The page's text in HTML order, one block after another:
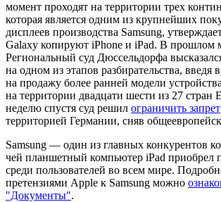
момент проходят на территории трех
которая является одним из крупнейших
дисплеев производства Samsung,
Galaxy копируют iPhone и iPad. В прошлом
Региональный суд Дюссельдорфа
на одном из этапов разбирательства, введя
на продажу более ранней модели
на территории двадцати шести из 27 стран
неделю спустя суд решил ограничить запрет
территорией Германии, сняв
Samsung — один из главных конкурентов
чей планшетный компьютер iPad приобрел
среди пользователей во всем мире.
претензиями Apple к Samsung можно
"Документы".